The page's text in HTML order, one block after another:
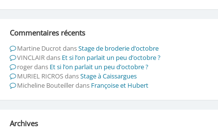
Commentaires récents
Martine DucrotdansStage de broderie d’octobre
VINCLAIRdans Et si l’on parlait un peu d’octobre ?
rogerdans Et si l’on parlait un peu d’octobre ?
MURIEL RICROSdansStage à Caissargues
Micheline Bouteillerdans Françoise et Hubert
Archives